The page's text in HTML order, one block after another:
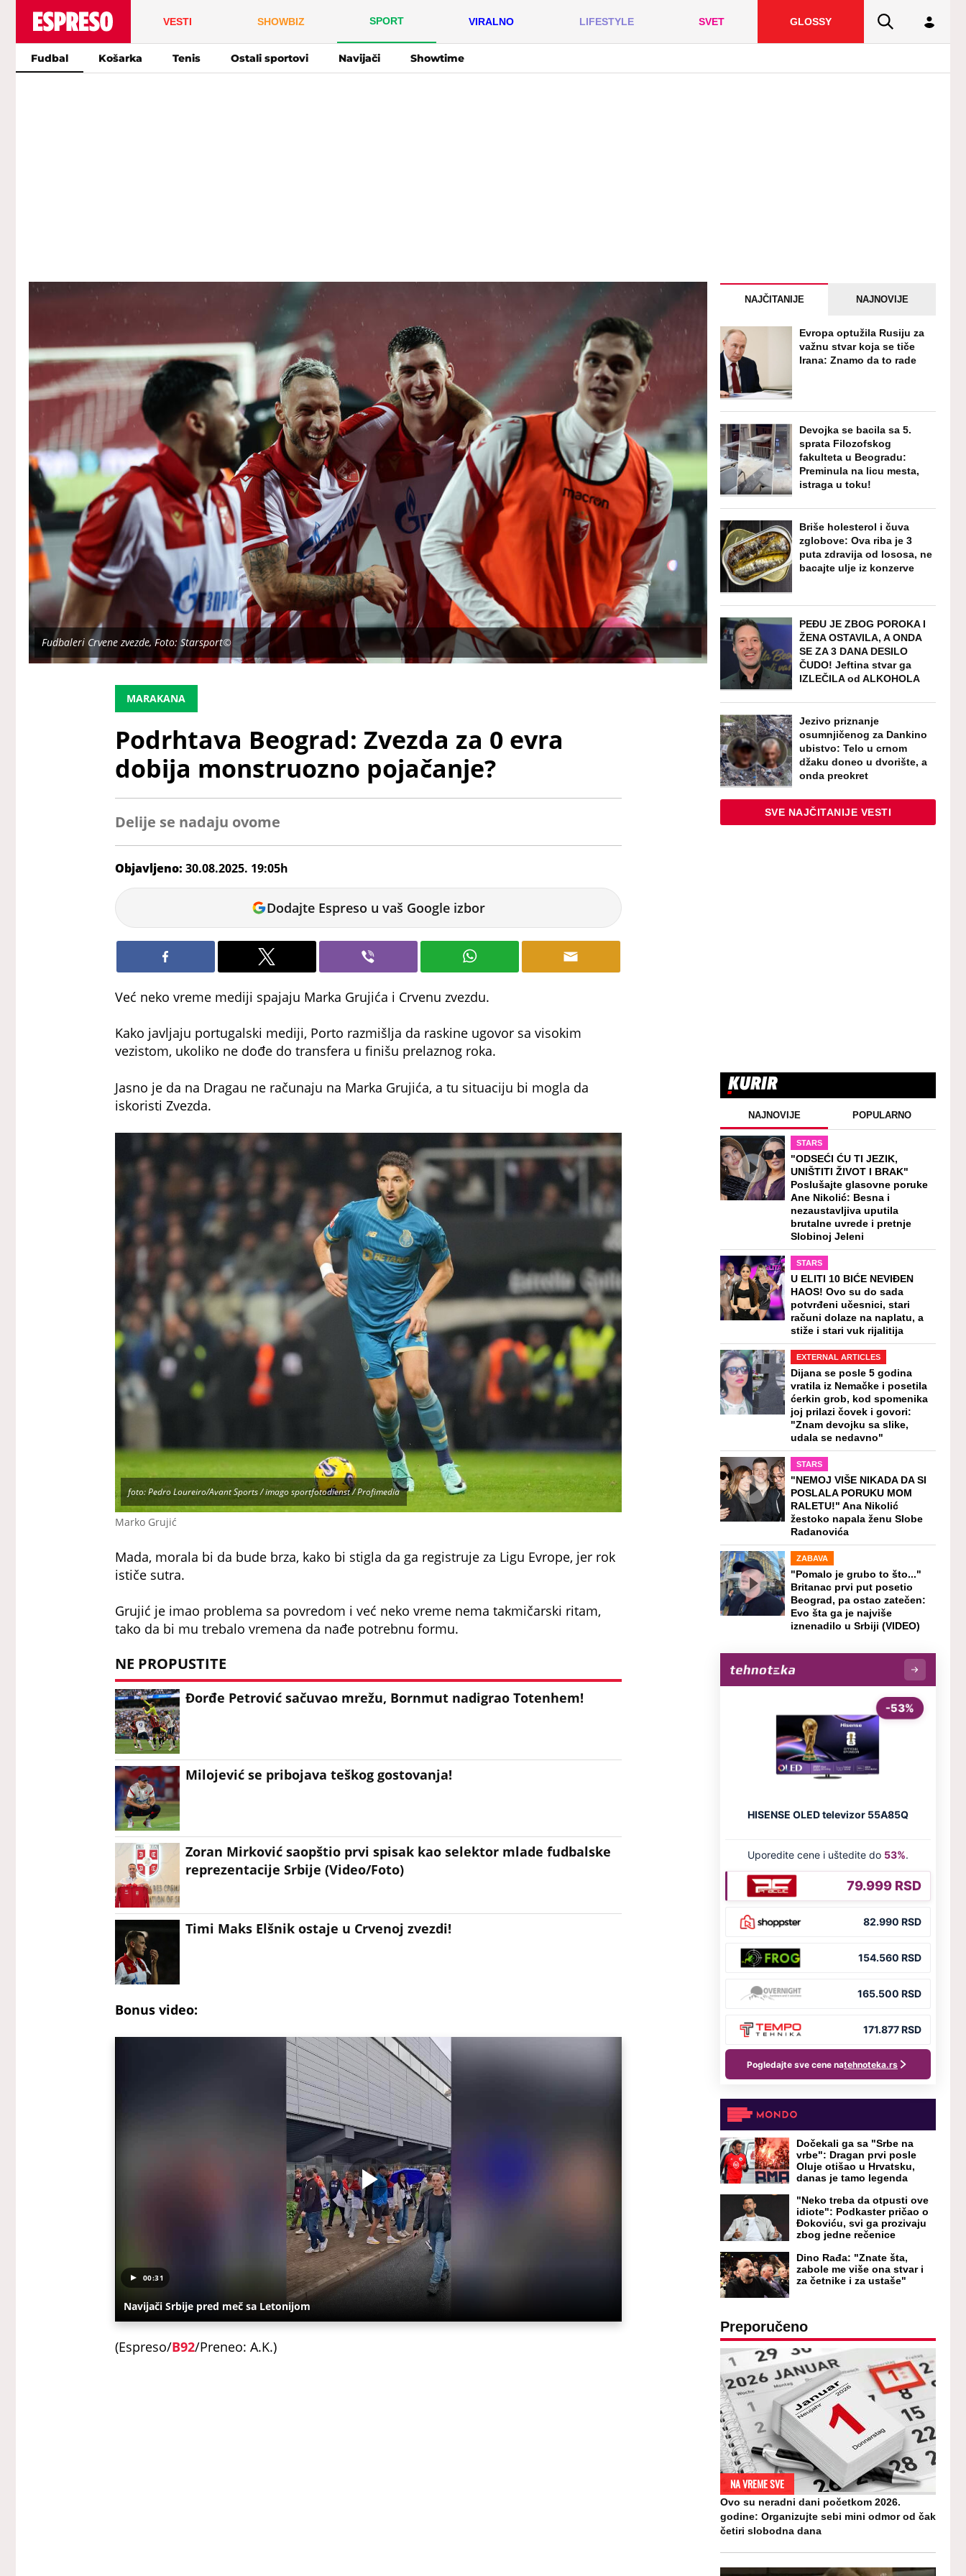
VESTI SHOWBIZ SPORT VIRALNO LIFESTYLE SVET GLOSSY
Fudbal Košarka Tenis Ostali sportovi Navijači Showtime
Fudbaleri Crvene zvezde, Foto: Starsport©
MARAKANA
Podrhtava Beograd: Zvezda za 0 evra
dobija monstruozno pojačanje?
Delije se nadaju ovome
Objavljeno: 30.08.2025. 19:05h
Andrej
Kosić
Dodajte Espreso u vaš Google izbor
Već neko vreme mediji spajaju Marka Grujića i Crvenu zvezdu.
Kako javljaju portugalski mediji, Porto razmišlja da raskine ugovor sa visokim
vezistom, ukoliko ne dođe do transfera u finišu prelaznog roka.
Jasno je da na Dragau ne računaju na Marka Grujića, a tu situaciju bi mogla da
iskoristi Zvezda.
Marko Grujić
foto: Pedro Loureiro/Avant Sports / imago sportfotodienst / Profimedia
Mada, morala bi da bude brza, kako bi stigla da ga registruje za Ligu Evrope, jer rok
ističe sutra.
Grujić je imao problema sa povredom i već neko vreme nema takmičarski ritam,
tako da bi mu trebalo vremena da nađe potrebnu formu.
NE PROPUSTITE
Đorđe Petrović sačuvao mrežu, Bornmut nadigrao Totenhem!
Milojević se pribojava teškog gostovanja!
Zoran Mirković saopštio prvi spisak kao selektor mlade fudbalske
reprezentacije Srbije (Video/Foto)
Timi Maks Elšnik ostaje u Crvenoj zvezdi!
Bonus video:
00:31
Navijači Srbije pred meč sa Letonijom
(Espreso/B92/Preneo: A.K.)
NAJČITANIJE NAJNOVIJE
Evropa optužila Rusiju za
važnu stvar koja se tiče
Irana: Znamo da to rade
Devojka se bacila sa 5.
sprata Filozofskog
fakulteta u Beogradu:
Preminula na licu mesta,
istraga u toku!
Briše holesterol i čuva
zglobove: Ova riba je 3
puta zdravija od lososa, ne
bacajte ulje iz konzerve
PEĐU JE ZBOG POROKA I
ŽENA OSTAVILA, A ONDA
SE ZA 3 DANA DESILO
ČUDO! Jeftina stvar ga
IZLEČILA od ALKOHOLA
Jezivo priznanje
osumnjičenog za Dankino
ubistvo: Telo u crnom
džaku doneo u dvorište, a
onda preokret
SVE NAJČITANIJE VESTI
NAJNOVIJE POPULARNO
STARS
"ODSEĆI ĆU TI JEZIK,
UNIŠTITI ŽIVOT I BRAK"
Poslušajte glasovne poruke
Ane Nikolić: Besna i
nezaustavljiva uputila
brutalne uvrede i pretnje
Slobinoj Jeleni
STARS
U ELITI 10 BIĆE NEVIĐEN
HAOS! Ovo su do sada
potvrđeni učesnici, stari
računi dolaze na naplatu, a
stiže i stari vuk rijalitija
EXTERNAL ARTICLES
Dijana se posle 5 godina
vratila iz Nemačke i posetila
ćerkin grob, kod spomenika
joj prilazi čovek i govori:
"Znam devojku sa slike,
udala se nedavno"
STARS
"NEMOJ VIŠE NIKADA DA SI
POSLALA PORUKU MOM
RALETU!" Ana Nikolić
žestoko napala ženu Slobe
Radanovića
ZABAVA
"Pomalo je grubo to što..."
Britanac prvi put posetio
Beograd, pa ostao zatečen:
Evo šta ga je najviše
iznenadilo u Srbiji (VIDEO)
Dočekali ga sa "Srbe na
vrbe": Dragan prvi posle
Oluje otišao u Hrvatsku,
danas je tamo legenda
"Neko treba da otpusti ove
idiote": Podkaster pričao o
Đokoviću, svi ga prozivaju
zbog jedne rečenice
Dino Rađa: "Znate šta,
zabole me više ona stvar i
za četnike i za ustaše"
Preporučeno
NA VREME SVE
Ovo su neradni dani početkom 2026.
godine: Organizujte sebi mini odmor od čak
četiri slobodna dana